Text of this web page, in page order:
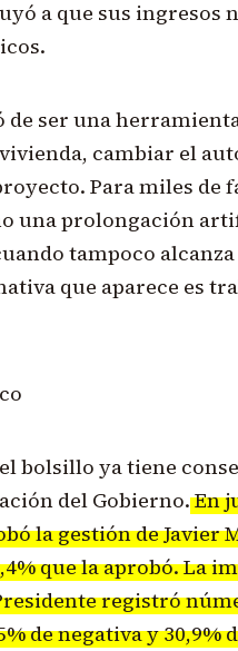
a que sus ingresos
de ser una
cambiar el
Para miles de
una prolongación
tampoco
que aparece es
bolsillo ya tiene
del Gobierno.En
la gestión de Javier
que la aprobó. La
registró
de negativa y 30,9%